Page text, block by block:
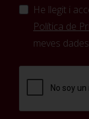
He llegit i
Política de
meves